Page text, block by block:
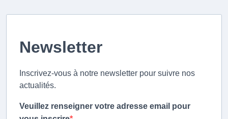
Newsletter
Inscrivez-vous à notre newsletter pour suivre nos
actualités.
Veuillez renseigner votre adresse email pour